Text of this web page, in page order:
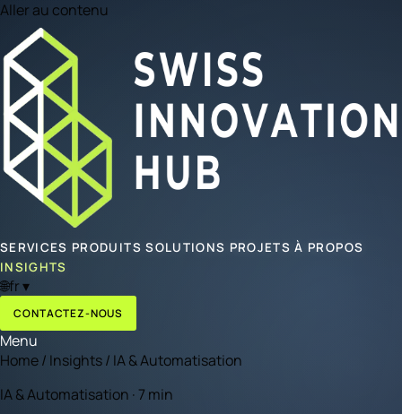
Aller au contenu
SERVICES PRODUITSSOLUTIONS PROJETSÀ PROPOS
INSIGHTS
🌐fr▾
CONTACTEZ-NOUS
Menu
Home/ Insights/ IA & Automatisation
IA & Automatisation · 7 min